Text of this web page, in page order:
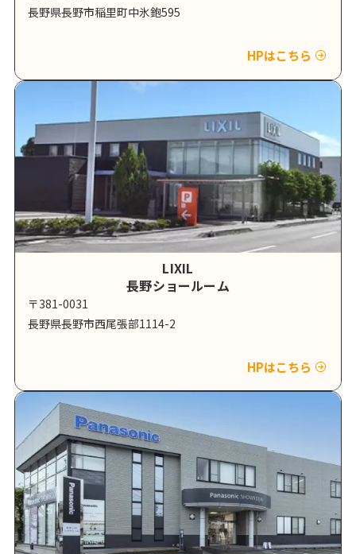
長野県長野市稲里町中氷鉋595
HPはこちら
LIXIL
長野ショールーム
〒381-0031
長野県長野市西尾張部1114-2
HPはこちら